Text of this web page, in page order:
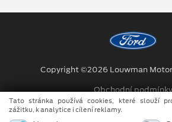
Copyright ©2026 Louwman
Obchodní podmínky
Ochrana osobních
Tato stránka používá cookies, které slouží
zážitku, k analytice i cílení reklamy.